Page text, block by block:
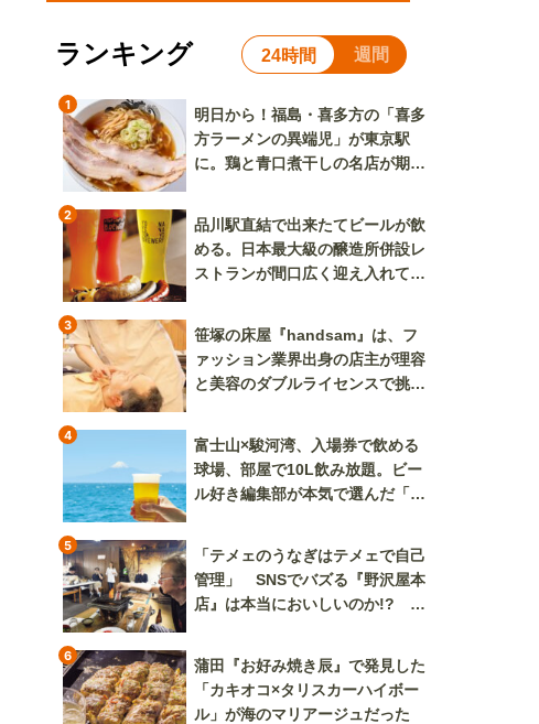
ランキング 24時間 週間
1
明日から！福島・喜多方の「喜多
方ラーメンの異端児」が東京駅
に。鶏と青口煮干しの名店が期間
2
品川駅直結で出来たてビールが飲
める。日本最大級の醸造所併設レ
ストランが間口広く迎え入れてく
3
笹塚の床屋『handsam』は、フ
ァッション業界出身の店主が理容
と美容のダブルライセンスで挑む
4
富士山×駿河湾、入場券で飲める
球場、部屋で10L飲み放題。ビー
ル好き編集部が本気で選んだ「ビ
5
「テメェのうなぎはテメェで自己
管理」 SNSでバズる『野沢屋本
店』は本当においしいのか!? い
6
蒲田『お好み焼き辰』で発見した
「カキオコ×タリスカーハイボー
ル」が海のマリアージュだった